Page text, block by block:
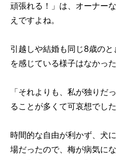
頑張れる！」は、オーナー
えですよね。
引越しや結婚も同じ8歳の
を感じている様子はなかった
「それよりも、私が独りだ
ることが多くて可哀想でした
時間的な自由が利かず、犬
場だったので、梅が病気に